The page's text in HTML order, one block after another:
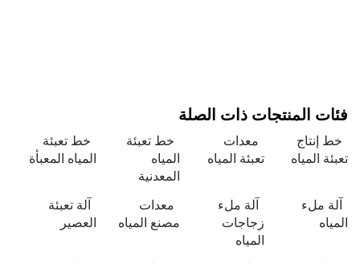
المنتجات ذات الصلة
المياه
تعبئة المياه
خط تعبئة
المياه
المعدنية
خط تعبئة
المياه المعبأة
ملء
آلة ملء
زجاجات
مصنع المياه
آلة تعبئة
العصير